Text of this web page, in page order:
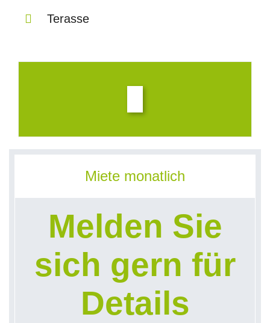
Terasse
Miete monatlich
Melden Sie
sich gern für
Details